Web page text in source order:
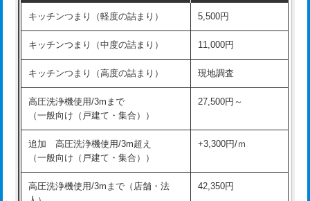
排水管工事（排水管工事/3ｍまで） 55,000円
排水管工事（追加 排水管工事/3ｍ超
+11,000円
マス交換（深さ50㎝未満）
マス交換（深さ50㎝以上） 66,000円
コンクリート斫り（厚さ10㎝まで）
式・ワンホール）)
交換・取付(排水栓・排水トラップ
22,000円+材料費
持込商品取付（単水栓）
持込商品取付（混合水栓） 16,500円
キッチンつまり（軽度の詰まり） 5,500円
キッチンつまり（中度の詰まり） 11,000円
キッチンつまり（高度の詰まり） 現地調査
高圧洗浄機使用/3mまで
（一般向け（戸建て・集合））
27,500円～
追加 高圧洗浄機使用/3m超え
（一般向け（戸建て・集合））
+3,300円/ｍ
高圧洗浄機使用/3mまで（店舗・法
42,350円